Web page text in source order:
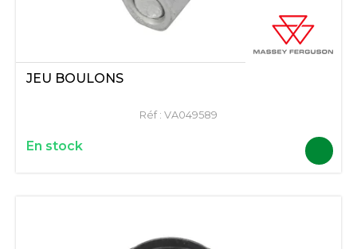
JEU BOULONS
Réf : VA049589
En stock